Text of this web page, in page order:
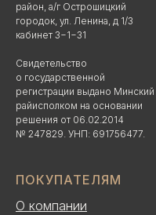
район, а/г Острошицкий
городок, ул. Ленина, д 1/3
кабинет 3−1−31
Свидетельство
о государственной
регистрации выдано Минский
райисполком на основании
решения от 06.02.2014
№ 247829. УНП: 691756477.
ПОКУПАТЕЛЯМ
О компании